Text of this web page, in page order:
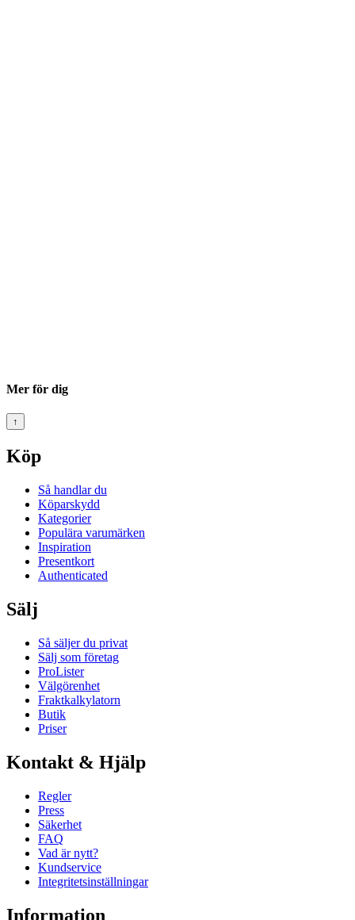
Mer för dig
↑
Köp
Så handlar du
Köparskydd
Kategorier
Populära varumärken
Inspiration
Presentkort
Authenticated
Sälj
Så säljer du privat
Sälj som företag
ProLister
Välgörenhet
Fraktkalkylatorn
Butik
Priser
Kontakt & Hjälp
Regler
Press
Säkerhet
FAQ
Vad är nytt?
Kundservice
Integritetsinställningar
Information